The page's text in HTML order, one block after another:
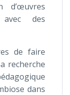
des
de faire
recherche
dans